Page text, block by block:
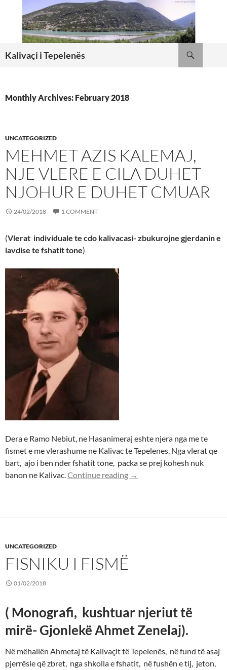
content
Kalivaçi i Tepelenës
Monthly Archives: February 2018
UNCATEGORIZED
MEHMET AZIS KALEMAJ,
NJE VLERE E CILA DUHET
NJOHUR E DUHET CMUAR
24/02/2018 1 COMMENT
(Vlerat individuale te cdo kalivacasi- zbukurojne gjerdanin e
lavdise te fshatit tone)
Dera e Ramo Nebiut, ne Hasanimeraj eshte njera nga me te
fismet e me vlerashume ne Kalivac te Tepelenes. Nga vlerat qe
bart, ajo i ben nder fshatit tone, packa se prej kohesh nuk
banon ne Kalivac.Continue reading Mehmet Azis Kalemaj, nje
→
UNCATEGORIZED
FISNIKU I FISMË
01/02/2018
( Monografi, kushtuar njeriut të
mirë- Gjonlekë Ahmet Zenelaj).
Në mëhallën Ahmetaj të Kalivaçit të Tepelenës, në fund të asaj
pjerrësie që zbret, nga shkolla e fshatit, në fushën e tij, jeton,